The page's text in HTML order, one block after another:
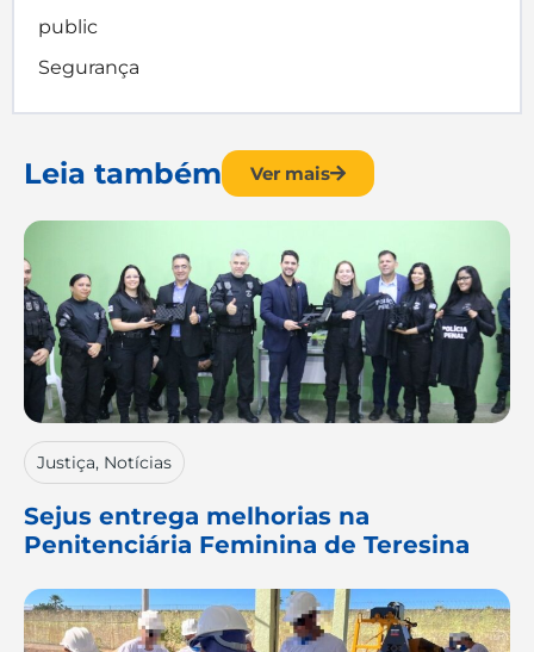
public
Segurança
Leia também Ver mais
Justiça, Notícias
Sejus entrega melhorias na
Penitenciária Feminina de Teresina